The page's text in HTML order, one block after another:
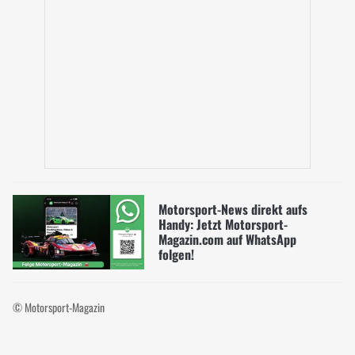
Motorsport-News direkt aufs
Handy: Jetzt Motorsport-
Magazin.com auf WhatsApp
folgen!
© Motorsport-Magazin